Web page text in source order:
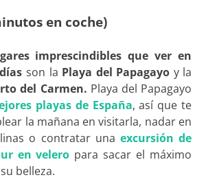
en coche)
imprescindibles que ver en
son la Playa del Papagayo y la
del Carmen. Playa del Papagayo
playas de España, así que te
la mañana en visitarla, nadar en
o contratar una excursión de
en velero para sacar el máximo
belleza.